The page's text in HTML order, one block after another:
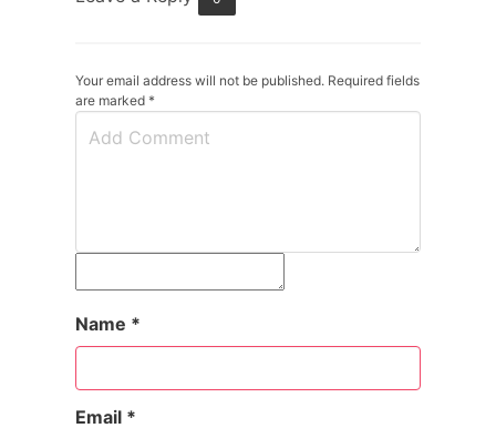
Your email address will not be published. Required fields
are marked *
Name *
Email *